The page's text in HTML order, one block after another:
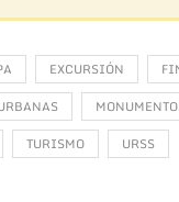
EXCURSIÓN
TURISMO URSS